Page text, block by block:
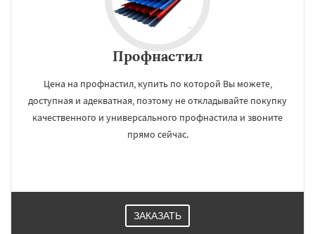
Профнастил
Цена на профнастил, купить по которой Вы можете,
доступная и адекватная, поэтому не откладывайте покупку
качественного и универсального профнастила и звоните
прямо сейчас.
ЗАКАЗАТЬ